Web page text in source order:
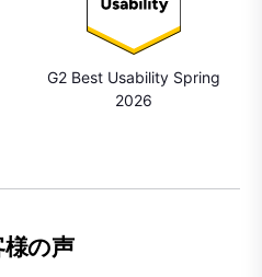
G2 Best Usability Spring
2026
の声